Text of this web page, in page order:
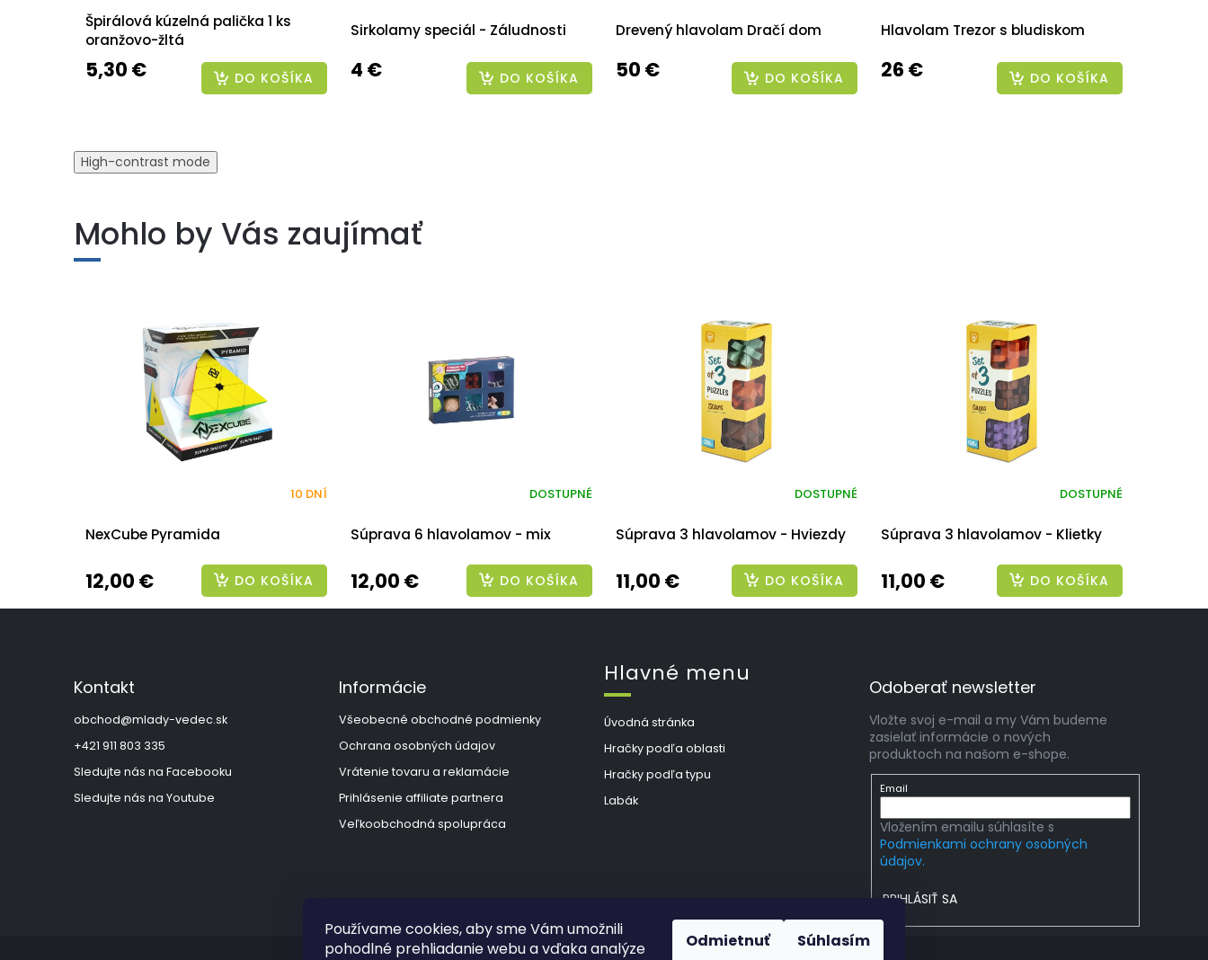
Používame cookies, aby sme Vám umožnili
pohodlné prehliadanie webu a vďaka analýze
Odmietnuť Súhlasím
Špirálová kúzelná palička 1 ks
oranžovo-žltá
5,30 € DO KOŠÍKA
Sirkolamy speciál - Záludnosti
4 € DO KOŠÍKA
Drevený hlavolam Dračí dom
50 € DO KOŠÍKA
Hlavolam Trezor s bludiskom
26 € DO KOŠÍKA
High-contrast mode
Mohlo by Vás zaujímať
NexCube Pyramida
10 DNÍ
12,00 € DO KOŠÍKA
Súprava 6 hlavolamov - mix
DOSTUPNÉ
12,00 € DO KOŠÍKA
Súprava 3 hlavolamov - Hviezdy
DOSTUPNÉ
11,00 € DO KOŠÍKA
Súprava 3 hlavolamov - Klietky
DOSTUPNÉ
11,00 € DO KOŠÍKA
Kontakt
obchod@mlady-vedec.sk
+421 911 803 335
Sledujte nás na Facebooku
Sledujte nás na Youtube
Informácie
Všeobecné obchodné podmienky
Ochrana osobných údajov
Vrátenie tovaru a reklamácie
Prihlásenie affiliate partnera
Veľkoobchodná spolupráca
Hlavné menu
Úvodná stránka
Hračky podľa oblasti
Hračky podľa typu
Labák
Odoberať newsletter
Vložte svoj e-mail a my Vám budeme
zasielať informácie o nových
produktoch na našom e-shope.
Email
Vložením emailu súhlasíte s
Podmienkami ochrany osobných
údajov.
PRIHLÁSIŤ SA